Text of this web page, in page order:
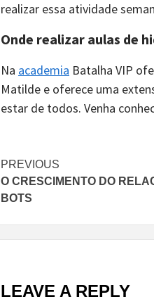
realizar essa atividade
Onde realizar aulas de
Na academia Batalha VIP
Matilde e oferece uma
estar de todos. Venha
Continue
Reading
PREVIOUS
O CRESCIMENTO DO
BOTS
LEAVE A REPLY